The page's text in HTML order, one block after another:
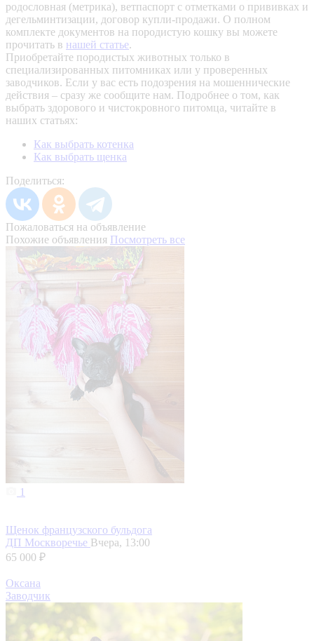
родословная (метрика), ветпаспорт с отметками о прививках и
дегельминтизации, договор купли-продажи. О полном
комплекте документов на породистую кошку вы можете
прочитать в нашей статье.
Приобретайте породистых животных только в
специализированных питомниках или у проверенных
заводчиков. Если у вас есть подозрения на мошеннические
действия – сразу же сообщите нам. Подробнее о том, как
выбрать здорового и чистокровного питомца, читайте в
наших статьях:
Как выбрать котенка
Как выбрать щенка
Поделиться:
Пожаловаться на объявление
Похожие объявления Посмотреть все
1
Щенок французского бульдога
ДП Москворечье Вчера, 13:00
65 000 ₽
Оксана
Заводчик